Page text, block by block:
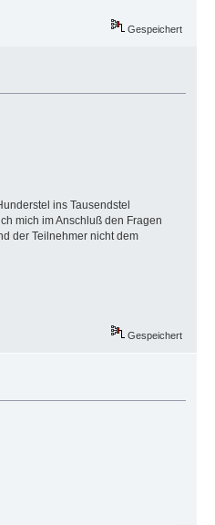
Gespeichert
ins Tausendstel
mich im Anschluß den Fragen
der Teilnehmer nicht dem
Gespeichert